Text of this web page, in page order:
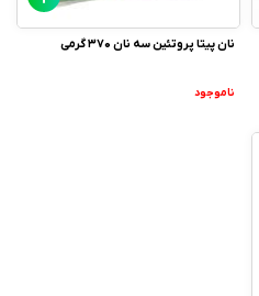
نان پیتا پروتئین سه نان 370 گرمی
ناموجود